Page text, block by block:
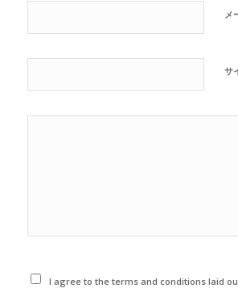
メ
サ
I agree to the terms and conditions laid